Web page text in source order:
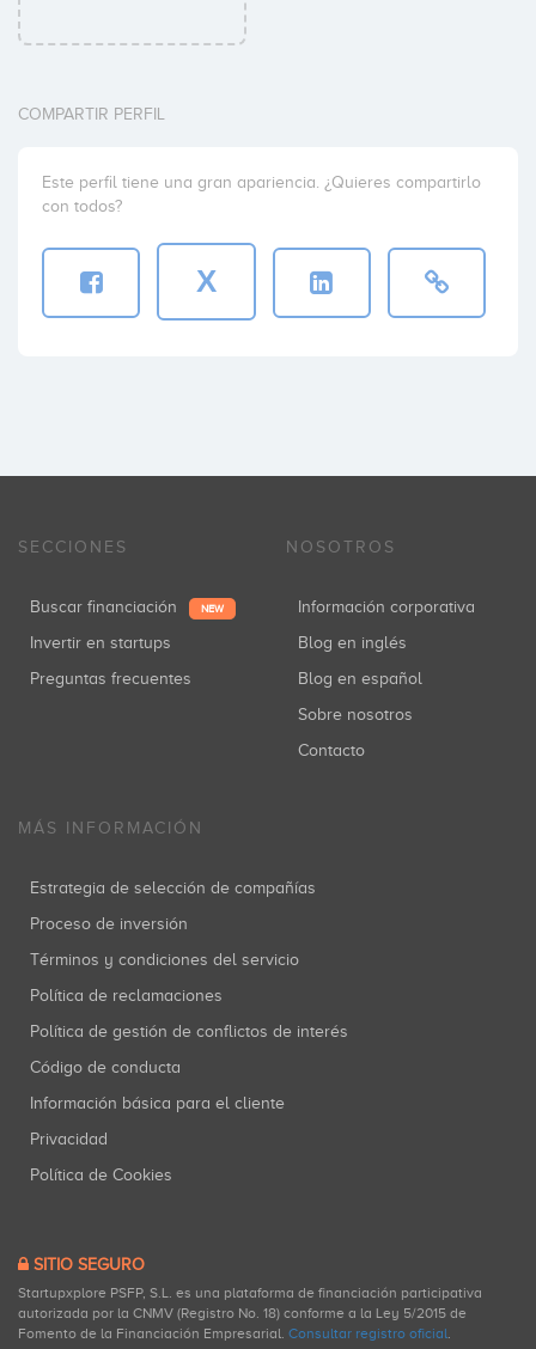
COMPARTIR PERFIL
Este perfil tiene una gran apariencia. ¿Quieres compartirlo
con todos?
X
SECCIONES
Buscar financiación NEW
Invertir en startups
Preguntas frecuentes
NOSOTROS
Información corporativa
Blog en inglés
Blog en español
Sobre nosotros
Contacto
MÁS INFORMACIÓN
Estrategia de selección de compañías
Proceso de inversión
Términos y condiciones del servicio
Política de reclamaciones
Política de gestión de conflictos de interés
Código de conducta
Información básica para el cliente
Privacidad
Política de Cookies
SITIO SEGURO
Startupxplore PSFP, S.L. es una plataforma de financiación participativa
autorizada por la CNMV (Registro No. 18) conforme a la Ley 5/2015 de
Fomento de la Financiación Empresarial. Consultar registro oficial.